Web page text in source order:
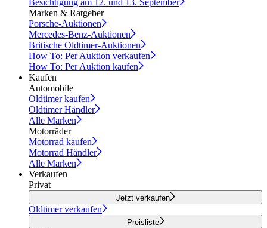
Besichtigung am 12. und 13. September
Marken & Ratgeber
Porsche-Auktionen
Mercedes-Benz-Auktionen
Britische Oldtimer-Auktionen
How To: Per Auktion verkaufen
How To: Per Auktion kaufen
Kaufen
Automobile
Oldtimer kaufen
Oldtimer Händler
Alle Marken
Motorräder
Motorrad kaufen
Motorrad Händler
Alle Marken
Verkaufen
Privat
Jetzt verkaufen
Oldtimer verkaufen
Preisliste